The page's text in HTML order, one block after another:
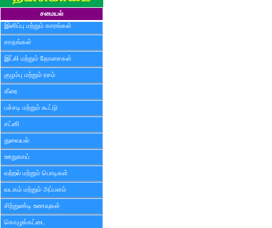
சமையல்
இனிப்பு மற்றும் காரங்கள்
சாதங்கள்
இட்லி மற்றும் தோசைகள்
குழம்பு மற்றும் ரசம்
கீரை
பச்சடி மற்றும் கூட்டு
சட்னி
துவையல்
ஊறுகாய்
வற்றல் மற்றும் பொடிகள்
வடகம் மற்றும் அப்பளம்
சிற்றுண்டி உணவுகள்
கொழுக்கட்டை